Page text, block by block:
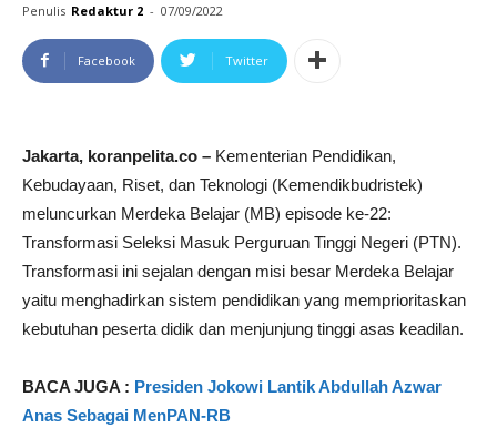
Penulis Redaktur 2 - 07/09/2022
Facebook Twitter
Jakarta, koranpelita.co – Kementerian Pendidikan,
Kebudayaan, Riset, dan Teknologi (Kemendikbudristek)
meluncurkan Merdeka Belajar (MB) episode ke-22:
Transformasi Seleksi Masuk Perguruan Tinggi Negeri (PTN).
Transformasi ini sejalan dengan misi besar Merdeka Belajar
yaitu menghadirkan sistem pendidikan yang memprioritaskan
kebutuhan peserta didik dan menjunjung tinggi asas keadilan.
BACA JUGA : Presiden Jokowi Lantik Abdullah Azwar
Anas Sebagai MenPAN-RB